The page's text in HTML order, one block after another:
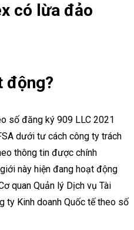
có lừa đảo
động?
số đăng ký 909 LLC 2021
dưới tư cách công ty trách
thông tin được chính
này hiện đang hoạt động
quan Quản lý Dịch vụ Tài
ty Kinh doanh Quốc tế theo số